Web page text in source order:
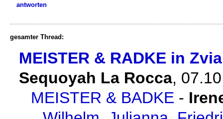
antworten
gesamter Thread:
MEISTER & RADKE in
Sequoyah La Rocca,
MEISTER & BADKE -